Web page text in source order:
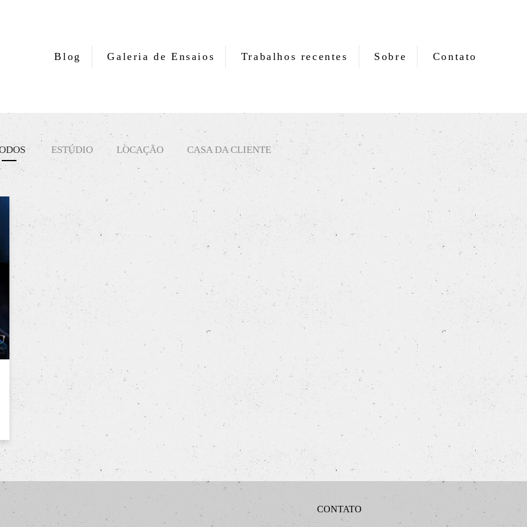
Blog Galeria de Ensaios Trabalhos recentes Sobre Contato
ESTÚDIO LOCAÇÃO CASA DA CLIENTE
CONTATO